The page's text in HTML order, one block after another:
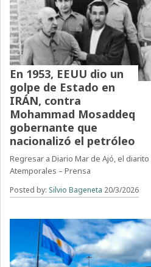
En 1953, EEUU dio un
golpe de Estado en
IRÁN, contra
Mohammad Mosaddeq
gobernante que
nacionalizó el petróleo
Regresar a Diario Mar de Ajó, el
Atemporales – Prensa
Posted by: Silvio Bageneta 20/3/2026